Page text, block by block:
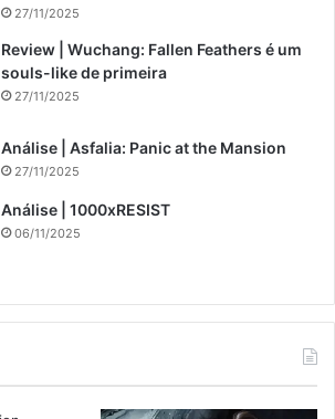
27/11/2025
Review | Wuchang: Fallen Feathers é um
souls-like de primeira
27/11/2025
Análise | Asfalia: Panic at the Mansion
27/11/2025
Análise | 1000xRESIST
06/11/2025